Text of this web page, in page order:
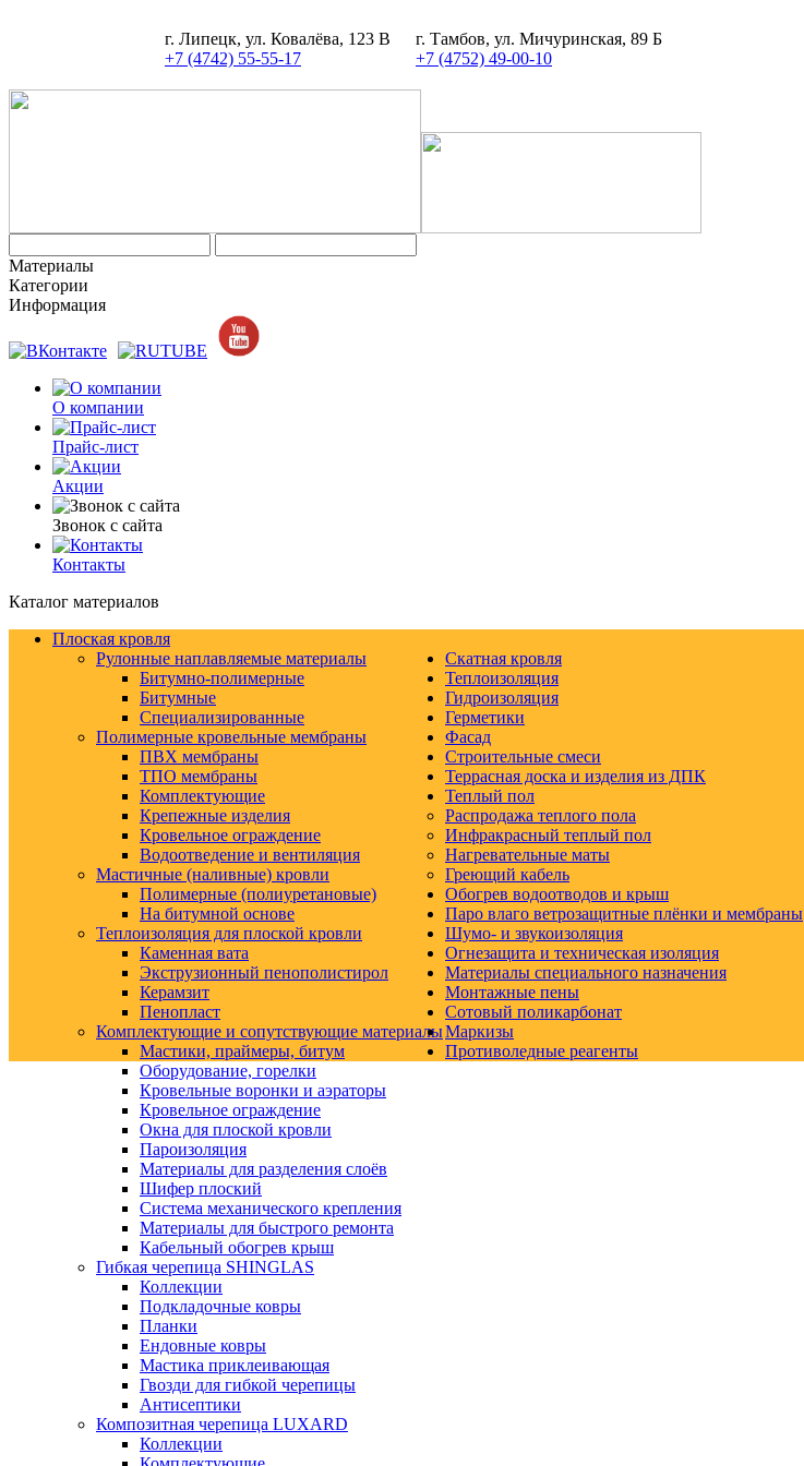
г. Липецк, ул. Ковалёва, 123 В
+7 (4742) 55-55-17
г. Тамбов, ул. Мичуринская, 89 Б
+7 (4752) 49-00-10
Материалы
Категории
Информация
О компании
Прайс-лист
Акции
Звонок с сайта
Контакты
Каталог материалов
Плоская кровля
Рулонные наплавляемые материалы
Битумно-полимерные
Битумные
Специализированные
Полимерные кровельные мембраны
ПВХ мембраны
ТПО мембраны
Комплектующие
Крепежные изделия
Кровельное ограждение
Водоотведение и вентиляция
Мастичные (наливные) кровли
Полимерные (полиуретановые)
На битумной основе
Теплоизоляция для плоской кровли
Каменная вата
Экструзионный пенополистирол
Керамзит
Пенопласт
Комплектующие и сопутствующие материалы
Мастики, праймеры, битум
Оборудование, горелки
Кровельные воронки и аэраторы
Кровельное ограждение
Окна для плоской кровли
Пароизоляция
Материалы для разделения слоёв
Шифер плоский
Система механического крепления
Материалы для быстрого ремонта
Кабельный обогрев крыш
Скатная кровля
Гибкая черепица SHINGLAS
Коллекции
Подкладочные ковры
Планки
Ендовные ковры
Мастика приклеивающая
Гвозди для гибкой черепицы
Антисептики
Композитная черепица LUXARD
Коллекции
Теплоизоляция
Гидроизоляция
Герметики
Фасад
Строительные смеси
Террасная доска и изделия из ДПК
Теплый пол
Распродажа теплого пола
Инфракрасный теплый пол
Нагревательные маты
Греющий кабель
Обогрев водоотводов и крыш
Паро влаго ветрозащитные плёнки и мембраны
Шумо- и звукоизоляция
Огнезащита и техническая изоляция
Материалы специального назначения
Монтажные пены
Сотовый поликарбонат
Маркизы
Противоледные реагенты